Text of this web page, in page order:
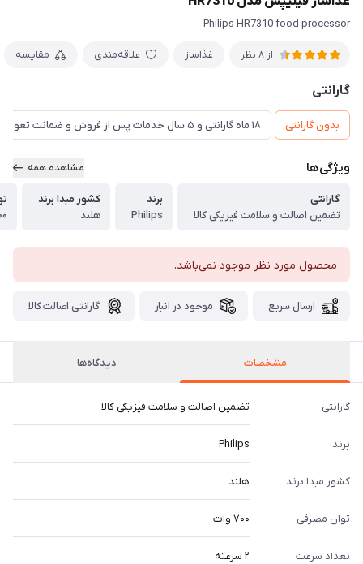
Philips HR7310 food processor
از 8 نظر غذاساز علاقه‌مندی مقایسه
گارانتی
بدون گارانتی ۱۸ ماه گارانتی و ۵ سال خدمات پس از فروش و ضمانت تعویض
ویژگی‌ها مشاهده همه
گارانتی
تضمین اصالت و سلامت فیزیکی کالا
برند
Philips
کشور مبدا برند
هلند
محصول مورد نظر موجود نمی‌باشد.
ارسال سریع موجود در انبار گارانتی اصالت کالا
مشخصات دیدگاه‌ها
گارانتی تضمین اصالت و سلامت فیزیکی کالا
برند Philips
کشور مبدا برند هلند
توان مصرفی ۷۰۰ وات
تعداد سرعت ۲ سرعته